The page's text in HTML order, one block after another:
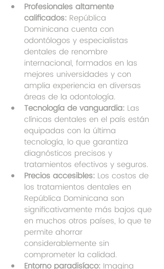
Profesionales altamente
calificados: República
Dominicana cuenta con
odontólogos y especialistas
dentales de renombre
internacional, formados en las
mejores universidades y con
amplia experiencia en diversas
áreas de la odontología.
Tecnología de vanguardia: Las
clínicas dentales en el país están
equipadas con la última
tecnología, lo que garantiza
diagnósticos precisos y
tratamientos efectivos y seguros.
Precios accesibles: Los costos de
los tratamientos dentales en
República Dominicana son
significativamente más bajos que
en muchos otros países, lo que te
permite ahorrar
considerablemente sin
comprometer la calidad.
Entorno paradisíaco: Imagina